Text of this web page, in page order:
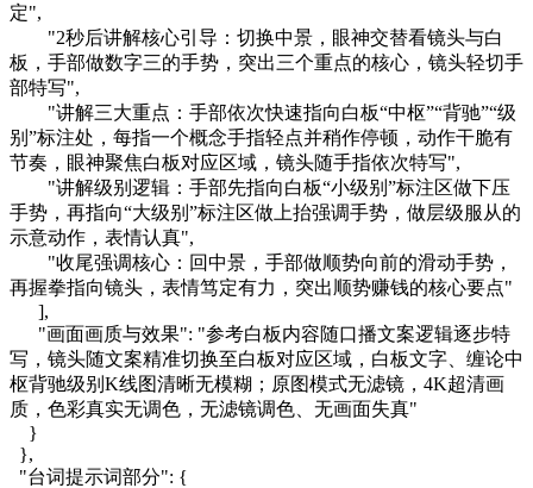
定",
"2秒后讲解核心引导：切换中景，眼神交替看镜头与白
板，手部做数字三的手势，突出三个重点的核心，镜头轻切手
部特写",
"讲解三大重点：手部依次快速指向白板“中枢”“背驰”“级
别”标注处，每指一个概念手指轻点并稍作停顿，动作干脆有
节奏，眼神聚焦白板对应区域，镜头随手指依次特写",
"讲解级别逻辑：手部先指向白板“小级别”标注区做下压
手势，再指向“大级别”标注区做上抬强调手势，做层级服从的
示意动作，表情认真",
"收尾强调核心：回中景，手部做顺势向前的滑动手势，
再握拳指向镜头，表情笃定有力，突出顺势赚钱的核心要点"
],
"画面画质与效果": "参考白板内容随口播文案逻辑逐步特
写，镜头随文案精准切换至白板对应区域，白板文字、缠论中
枢背驰级别K线图清晰无模糊；原图模式无滤镜，4K超清画
质，色彩真实无调色，无滤镜调色、无画面失真"
}
},
"台词提示词部分": {